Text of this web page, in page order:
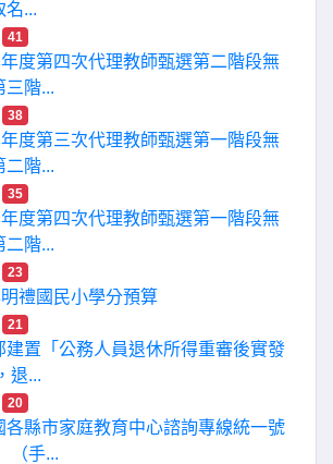
名...
41
度第四次代理教師甄選第二階段無
三階...
38
度第三次代理教師甄選第一階段無
二階...
35
度第四次代理教師甄選第一階段無
二階...
23
禮國民小學分預算
21
建置「公務人員退休所得重審後實發
退...
20
各縣市家庭教育中心諮詢專線統一號
（手...